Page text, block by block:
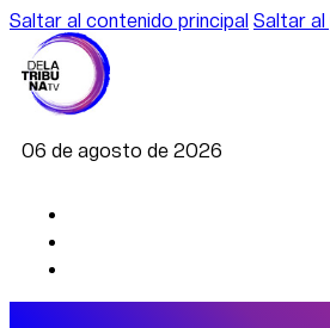
Saltar al contenido principal Saltar al
06 de agosto de 2026